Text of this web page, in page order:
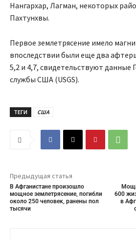
Нангархар, Лагман, некоторых
Пахтунхвы.
Первое землетрясение имело
впоследствии были еще два
5,2 и 4,7, свидетельствуют данные
службы США (USGS).
ТЕГИ США
Предыдущая статья
В Афганистане произошло
мощное землетрясение, погибли
около 250 человек, ранены пол
тысячи
600
в